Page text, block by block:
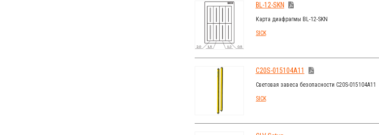
BL-12-SKN
Карта диафрагмы BL-12-SKN
SICK
C20S-015104A11
Световая завеса безопасности C20S-015104A11
SICK